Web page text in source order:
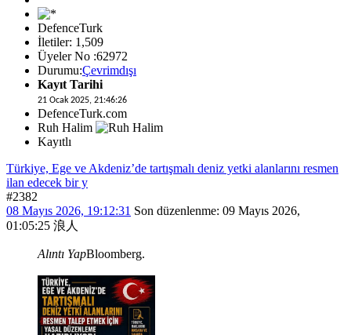
DefenceTurk
İletiler: 1,509
Üyeler No :62972
Durumu:Çevrimdışı
Kayıt Tarihi
21 Ocak 2025, 21:46:26
DefenceTurk.com
Ruh Halim
Kayıtlı
Türkiye, Ege ve Akdeniz’de tartışmalı deniz yetki alanlarını resmen
ilan edecek bir y
#2382
08 Mayıs 2026, 19:12:31 Son düzenlenme: 09 Mayıs 2026,
01:05:25 浪人
Alıntı YapBloomberg.